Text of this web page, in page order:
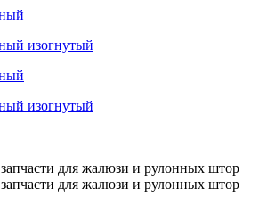
изогнутый
изогнутый
для жалюзи и рулонных штор
для жалюзи и рулонных штор